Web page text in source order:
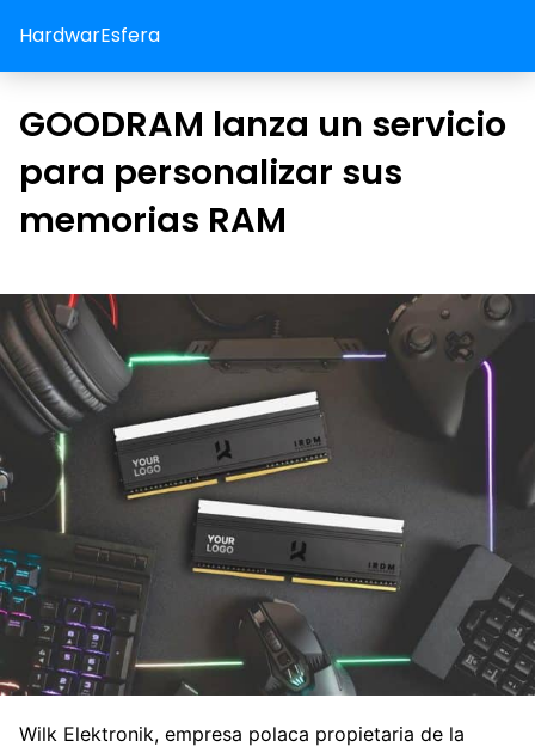
HardwarEsfera
GOODRAM lanza un servicio
para personalizar sus
memorias RAM
Wilk Elektronik, empresa polaca propietaria de la